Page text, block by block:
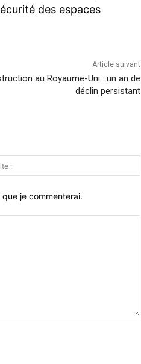
des espaces
Article suivant
au Royaume-Uni : un an de
déclin persistant
:
je commenterai.